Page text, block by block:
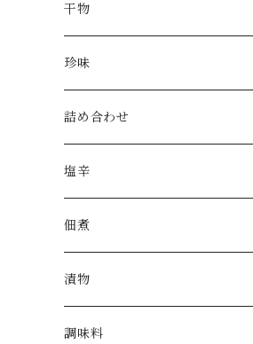
干物
珍味
詰め合わせ
塩辛
佃煮
漬物
調味料